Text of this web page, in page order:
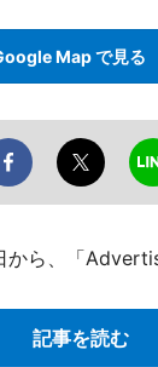
Map で見る
ら、「
記事を読む